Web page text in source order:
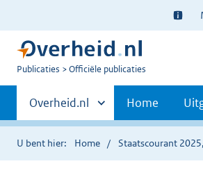
Ter
U
Publicaties Officiële publicaties
Primaire
navigatie
Andere
sites
binnen
Overheid.nl Home
U bent hier: Home Staatscourant